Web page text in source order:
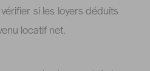
si les loyers déduits
locatif net.